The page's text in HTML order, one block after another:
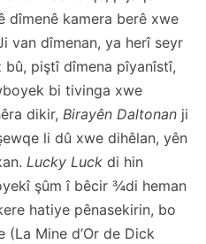
dîmenê kamera berê xwe
van dîmenan, ya herî seyr
piştî dîmena pîyanîstî,
bi tivinga xwe
dikir, Birayên Daltonan ji
li dû xwe dihêlan, yên
Lucky Luck di hin
şûm î bêcir ¾di heman
hatiye pênasekirin, bo
(La Mine d’Or de Dick